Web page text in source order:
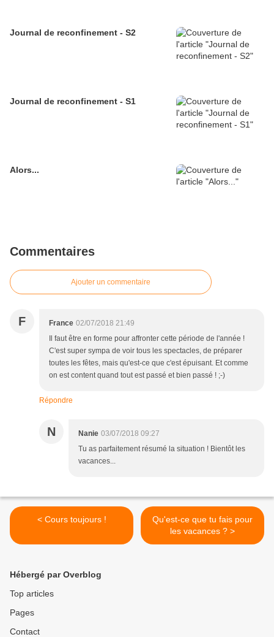
Journal de reconfinement - S2
Journal de reconfinement - S1
Alors...
Commentaires
Ajouter un commentaire
F France 02/07/2018 21:49
Il faut être en forme pour affronter cette période de l'année !
C'est super sympa de voir tous les spectacles, de préparer
toutes les fêtes, mais qu'est-ce que c'est épuisant. Et comme
on est content quand tout est passé et bien passé ! ;-)
Répondre
N Nanie 03/07/2018 09:27
Tu as parfaitement résumé la situation ! Bientôt les
vacances...
< Cours toujours !
Qu'est-ce que tu fais pour
les vacances ? >
Hébergé par Overblog
Top articles
Pages
Contact